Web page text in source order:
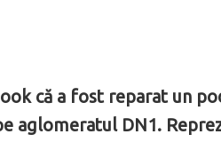
că a fost reparat un
aglomeratul DN1.